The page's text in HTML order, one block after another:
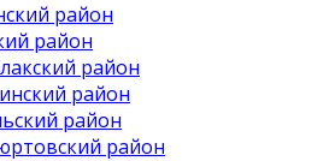
район
район
район
район
район
район